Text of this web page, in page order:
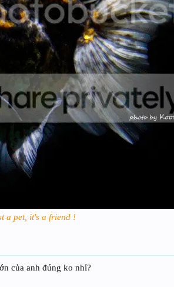
a pet, it's a friend !
của anh đúng ko nhỉ?